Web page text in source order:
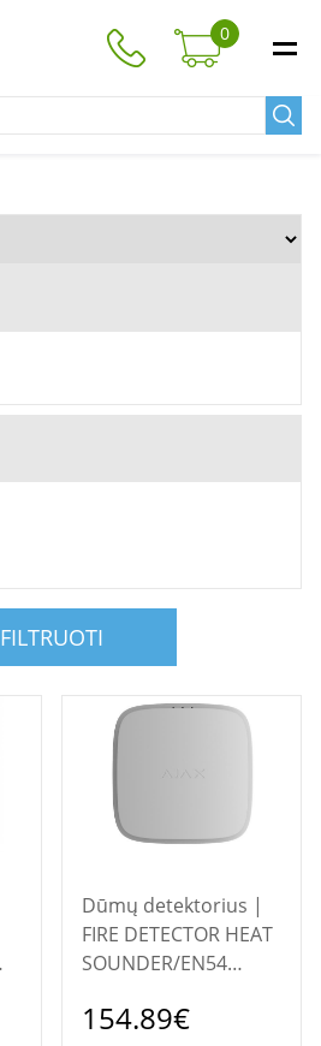
0
FILTRUOTI
Dūmų detektorius |
FIRE DETECTOR HEAT
SOUNDER/EN54
154.89€